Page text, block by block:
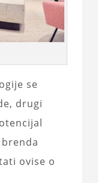
se
drugi
ovise o